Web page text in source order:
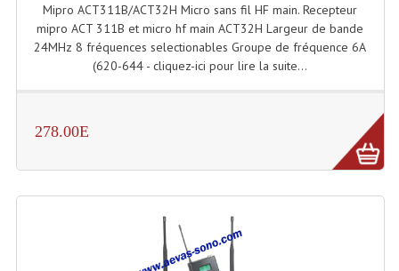
Mipro ACT311B/ACT32H Micro sans fil HF main. Recepteur
mipro ACT 311B et micro hf main ACT32H Largeur de bande
24MHz 8 fréquences selectionables Groupe de fréquence 6A
(620-644 - cliquez-ici pour lire la suite...
278.00E